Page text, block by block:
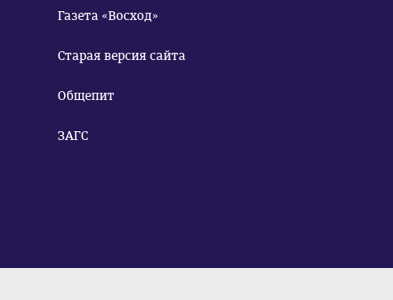
Газета «Восход»
Старая версия сайта
Общепит
ЗАГС